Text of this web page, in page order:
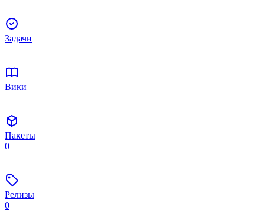
Задачи
Вики
Пакеты
0
Релизы
0